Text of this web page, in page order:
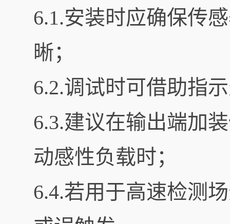
6.1.安装时应确保传
晰；
6.2.调试时可借助指
6.3.建议在输出端加
动感性负载时；
6.4.若用于高速检测